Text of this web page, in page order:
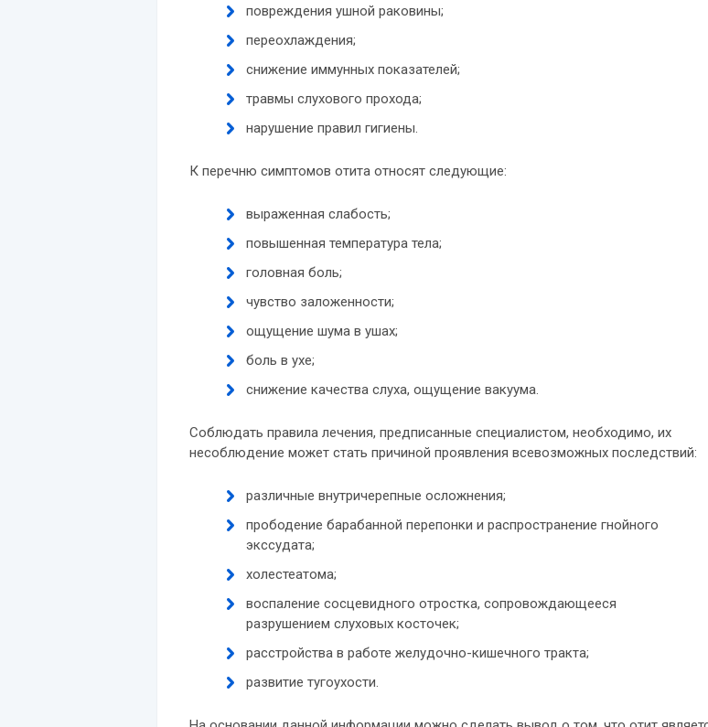
повреждения ушной раковины;
переохлаждения;
снижение иммунных показателей;
травмы слухового прохода;
нарушение правил гигиены.
К перечню симптомов отита относят следующие:
выраженная слабость;
повышенная температура тела;
головная боль;
чувство заложенности;
ощущение шума в ушах;
боль в ухе;
снижение качества слуха, ощущение вакуума.
Соблюдать правила лечения, предписанные специалистом, необходимо, их
несоблюдение может стать причиной проявления всевозможных последствий:
различные внутричерепные осложнения;
прободение барабанной перепонки и распространение гнойного
экссудата;
холестеатома;
воспаление сосцевидного отростка, сопровождающееся
разрушением слуховых косточек;
расстройства в работе желудочно-кишечного тракта;
развитие тугоухости.